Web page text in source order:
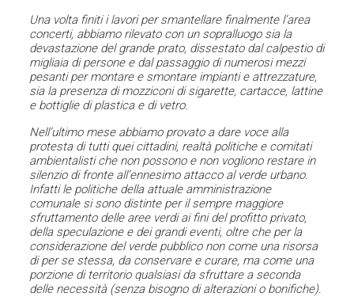
Una volta finiti i lavori per smantellare finalmente l’area
concerti, abbiamo rilevato con un sopralluogo sia la
devastazione del grande prato, dissestato dal calpestio di
migliaia di persone e dal passaggio di numerosi mezzi
pesanti per montare e smontare impianti e attrezzature,
sia la presenza di mozziconi di sigarette, cartacce, lattine
e bottiglie di plastica e di vetro.
Nell’ultimo mese abbiamo provato a dare voce alla
protesta di tutti quei cittadini, realtà politiche e comitati
ambientalisti che non possono e non vogliono restare in
silenzio di fronte all’ennesimo attacco al verde urbano.
Infatti le politiche della attuale amministrazione
comunale si sono distinte per il sempre maggiore
sfruttamento delle aree verdi ai fini del profitto privato,
della speculazione e dei grandi eventi, oltre che per la
considerazione del verde pubblico non come una risorsa
di per se stessa, da conservare e curare, ma come una
porzione di territorio qualsiasi da sfruttare a seconda
delle necessità (senza bisogno di alterazioni o bonifiche).